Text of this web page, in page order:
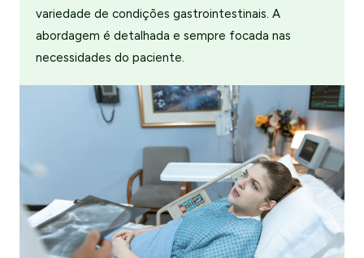
variedade de condições gastrointestinais. A
abordagem é detalhada e sempre focada nas
necessidades do paciente.